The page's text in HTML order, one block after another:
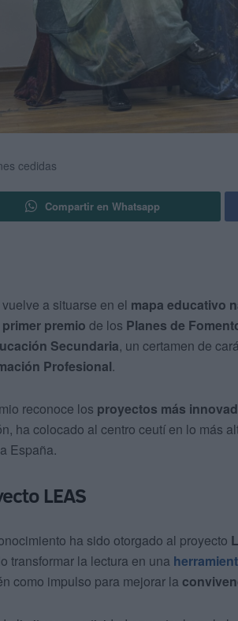
cedidas
Compartir en Whatsapp
a situarse en el mapa educativo
primer premio de los Planes de
Secundaria, un certamen de
Profesional.
reconoce los proyectos más
ha colocado al centro ceutí en lo más
España.
LEAS
ha sido otorgado al proyecto
transformar la lectura en una
como impulso para mejorar la